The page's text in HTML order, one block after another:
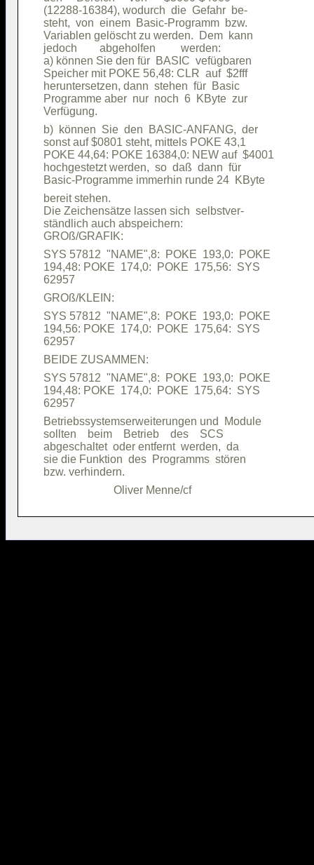
(12288-16384), wodurch  die  Gefahr  be-
steht,  von  einem  Basic-Programm  bzw.
Variablen gelöscht zu werden.  Dem  kann
jedoch        abgeholfen         werden:
a) können Sie den für  BASIC  vefügbaren
Speicher mit POKE 56,48: CLR  auf  $2fff
heruntersetzen, dann  stehen  für  Basic
Programme aber  nur  noch  6  KByte  zur
b)  können  Sie  den  BASIC-ANFANG,  der
sonst auf $0801 steht, mittels POKE 43,1
POKE 44,64: POKE 16384,0: NEW auf  $4001
hochgestetzt werden,  so  daß  dann  für
bereit stehen.
Die Zeichensätze lassen sich  selbstver-
ständlich auch abspeichern:
SYS 57812  "NAME",8:  POKE  193,0:  POKE
194,48: POKE  174,0:  POKE  175,56:  SYS
SYS 57812  "NAME",8:  POKE  193,0:  POKE
194,56: POKE  174,0:  POKE  175,64:  SYS
SYS 57812  "NAME",8:  POKE  193,0:  POKE
194,48: POKE  174,0:  POKE  175,64:  SYS
Betriebssystemserweiterungen und  Module
sollten    beim    Betrieb    des    SCS
abgeschaltet  oder entfernt  werden,  da
sie die Funktion  des  Programms  stören